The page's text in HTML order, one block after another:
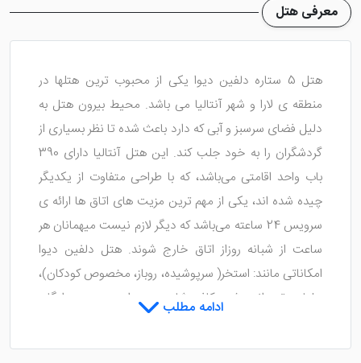
معرفی هتل
هتل 5 ستاره دلفین دیوا یکی از محبوب ترین هتلها در
منطقه ی لارا و شهر آنتالیا می باشد. محیط بیرون هتل به
دلیل فضای سرسبز و آبی که دارد باعث شده تا نظر بسیاری از
گردشگران را به خود جلب کند. این هتل آنتالیا دارای 390
باب واحد اقامتی می‌باشد، که با طراحی متفاوت از یکدیگر
چیده شده اند، یکی از مهم ترین مزیت های اتاق ها ارائه ی
سرویس 24 ساعته می‌باشد که دیگر لازم نیست میهمانان هر
ساعت از شبانه روزاز اتاق خارج شوند. هتل دلفین دیوا
امکاناتی مانند: استخر( سرپوشیده، روباز، مخصوص کودکان)،
بیلیارد، تیم انیمیشن، کافی شاپ، رستوران، سرویس رایگان
ادامه مطلب